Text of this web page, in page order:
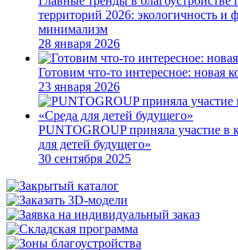
территорий 2026: экологичность и
минимализм
28 января 2026
Готовим что-то интересное: новая
23 января 2026
PUNTOGROUP приняла участие в
для детей будущего»
30 сентября 2025